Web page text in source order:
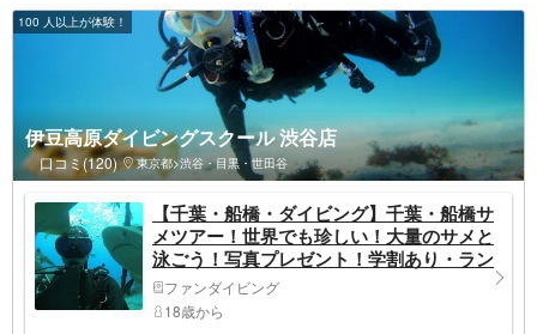
100 人以上が体験！
伊豆高原ダイビングスクール 渋谷店
口コミ(120) 東京都>渋谷・目黒・世田谷
【千葉・船橋・ダイビング】千葉・船橋サ
メツアー！世界でも珍しい！大量のサメと
泳ごう！写真プレゼント！学割あり・ラン
チ付き可・グループ参加可・初心者要相
談・上級者歓迎・宿泊案内あり
ファンダイビング
18歳から